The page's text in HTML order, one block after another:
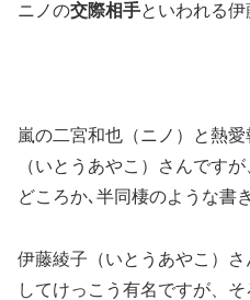
ニノの交際相手といわれる
嵐の二宮和也（ニノ）と熱
（いとうあやこ）さんです
どころか､半同棲のような書
伊藤綾子（いとうあやこ）
してけっこう有名ですが、